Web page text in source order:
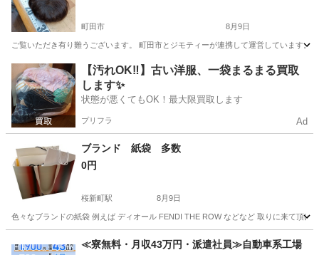
町田市 8月9日
ご覧いただき有り難うございます。 町田市とジモティーが連携して運営していま
東京 町田市 服/ファッション ヘアウィッグ
【汚れOK‼️】古い洋服、一袋まるまる買取
します✨
状態が悪くてもOK！最大限買取します
プリフラ Ad
ブランド 紙袋 多数
0円
桜新町駅 8月9日
色々なブランドの紙袋 例えば ディオール FENDI THE ROW などなど 取りに来て頂け
桜新町駅 その他
≪寮無料・月収43万円・派遣社員≫自動車系工場